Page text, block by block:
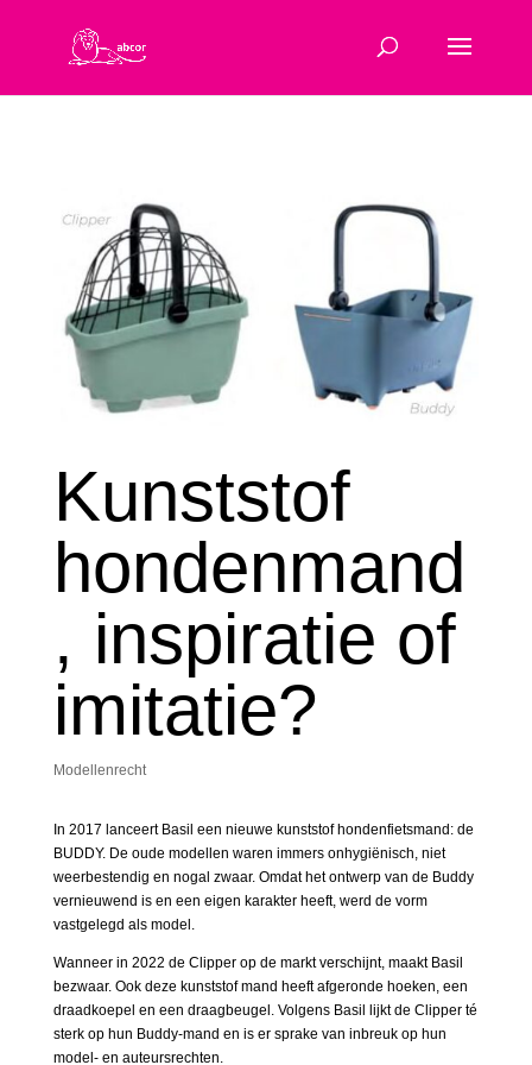
Kunststof
hondenmand
, inspiratie of
imitatie?
Modellenrecht
In 2017 lanceert Basil een nieuwe kunststof hondenfietsmand: de
BUDDY. De oude modellen waren immers onhygiënisch, niet
weerbestendig en nogal zwaar. Omdat het ontwerp van de Buddy
vernieuwend is en een eigen karakter heeft, werd de vorm
vastgelegd als model.
Wanneer in 2022 de Clipper op de markt verschijnt, maakt Basil
bezwaar. Ook deze kunststof mand heeft afgeronde hoeken, een
draadkoepel en een draagbeugel. Volgens Basil lijkt de Clipper té
sterk op hun Buddy-mand en is er sprake van inbreuk op hun
model- en auteursrechten.